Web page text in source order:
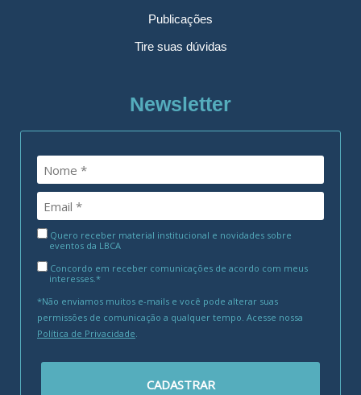
Publicações
Tire suas dúvidas
Newsletter
Quero receber material institucional e novidades sobre
eventos da LBCA
Concordo em receber comunicações de acordo com meus
interesses.*
*Não enviamos muitos e-mails e você pode alterar suas
permissões de comunicação a qualquer tempo. Acesse nossa
Política de Privacidade
CADASTRAR